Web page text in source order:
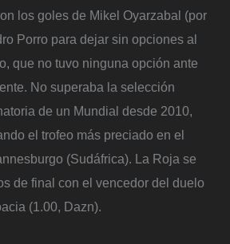
los goles de Mikel Oyarzabal (por
Porro para dejar sin opciones al
que no tuvo ninguna opción ante
No superaba la selección
de un Mundial desde 2010,
el trofeo más preciado en el
(Sudáfrica). La Roja se
de final con el vencedor del duelo
(1.00, Dazn).